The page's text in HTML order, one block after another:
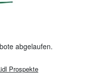
abgelaufen.
Prospekte